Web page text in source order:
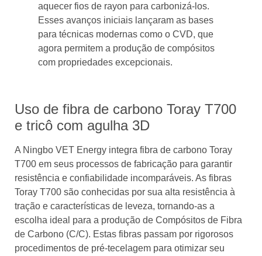
aquecer fios de rayon para carbonizá-los.
Esses avanços iniciais lançaram as bases
para técnicas modernas como o CVD, que
agora permitem a produção de compósitos
com propriedades excepcionais.
Uso de fibra de carbono Toray T700
e tricô com agulha 3D
A Ningbo VET Energy integra fibra de carbono Toray
T700 em seus processos de fabricação para garantir
resistência e confiabilidade incomparáveis. As fibras
Toray T700 são conhecidas por sua alta resistência à
tração e características de leveza, tornando-as a
escolha ideal para a produção de Compósitos de Fibra
de Carbono (C/C). Estas fibras passam por rigorosos
procedimentos de pré-tecelagem para otimizar seu